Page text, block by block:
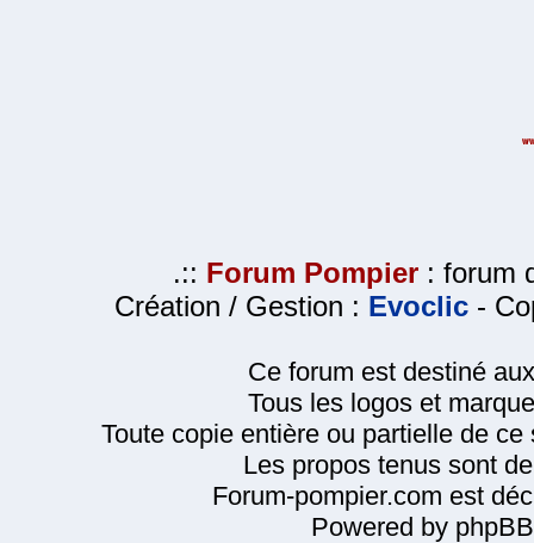
.:: Forum Pompier : forum
Création / Gestion : Evoclic -
Ce forum est destiné
Tous les logos et
Toute copie entière ou partielle de
Les propos tenus sont
Forum-pompier.com est
Powered by